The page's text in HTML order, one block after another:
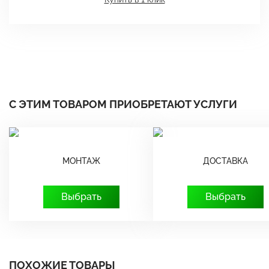
С ЭТИМ ТОВАРОМ ПРИОБРЕТАЮТ УСЛУГИ
МОНТАЖ
Выбрать
ДОСТАВКА
Выбрать
ПОХОЖИЕ ТОВАРЫ